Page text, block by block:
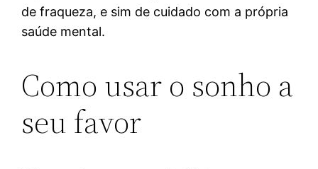
de fraqueza, e sim de cuidado com a própria
saúde mental.
Como usar o sonho a
seu favor